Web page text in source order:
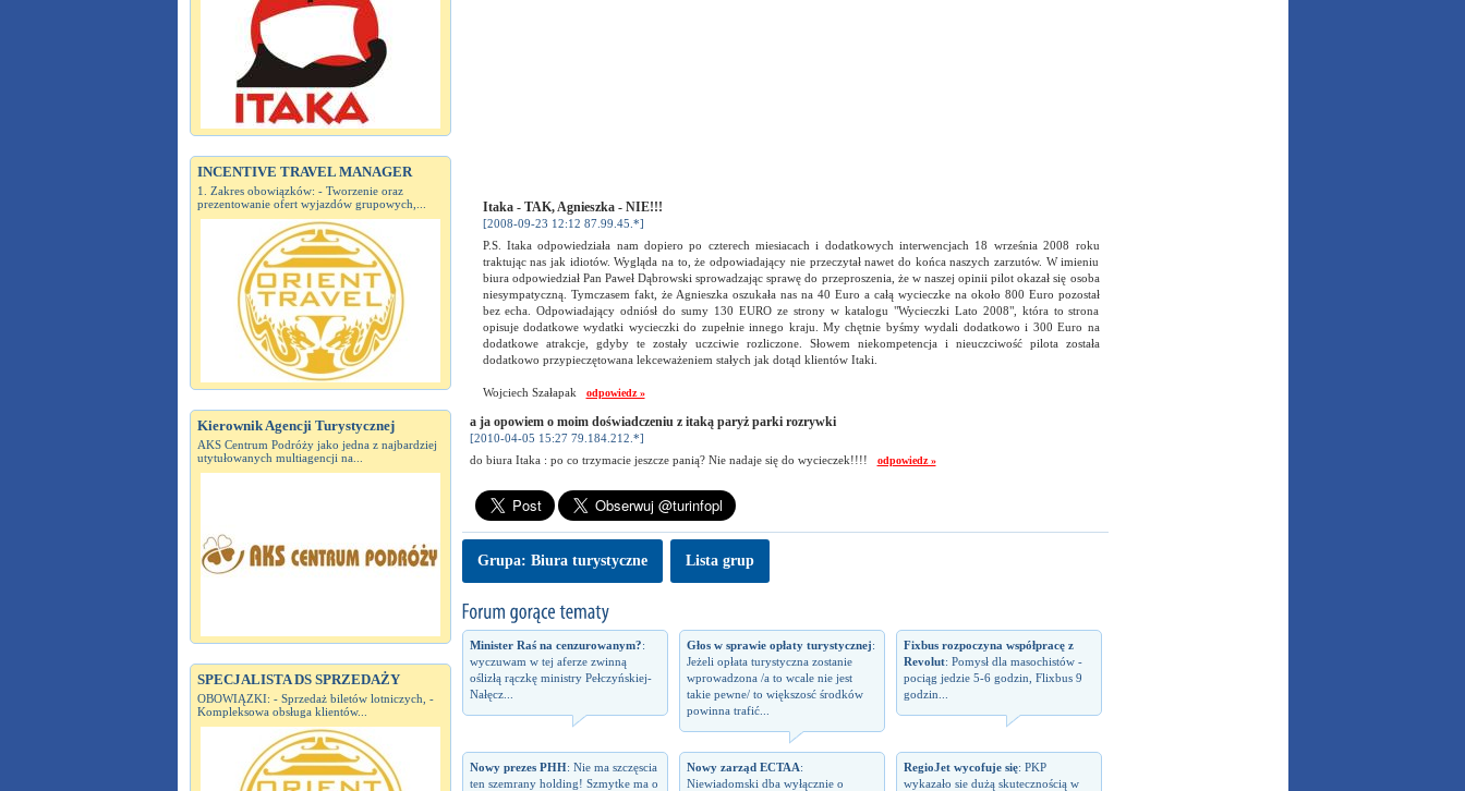
INCENTIVE TRAVEL MANAGER
1. Zakres obowiązków: - Tworzenie oraz
prezentowanie ofert wyjazdów grupowych,...
Kierownik Agencji Turystycznej
AKS Centrum Podróży jako jedna z najbardziej
utytułowanych multiagencji na...
SPECJALISTA DS SPRZEDAŻY
OBOWIĄZKI: - Sprzedaż biletów lotniczych, -
Kompleksowa obsługa klientów...
Itaka - TAK, Agnieszka - NIE!!!
[2008-09-23 12:12 87.99.45.*]
P.S. Itaka odpowiedziała nam dopiero po czterech miesiacach i dodatkowych interwencjach 18 września 2008 roku
traktując nas jak idiotów. Wygląda na to, że odpowiadający nie przeczytał nawet do końca naszych zarzutów. W imieniu
biura odpowiedział Pan Paweł Dąbrowski sprowadzając sprawę do przeproszenia, że w naszej opinii pilot okazał się osoba
niesympatyczną. Tymczasem fakt, że Agnieszka oszukała nas na 40 Euro a całą wycieczke na około 800 Euro pozostał
bez echa. Odpowiadający odniósł do sumy 130 EURO ze strony w katalogu "Wycieczki Lato 2008", która to strona
opisuje dodatkowe wydatki wycieczki do zupełnie innego kraju. My chętnie byśmy wydali dodatkowo i 300 Euro na
dodatkowe atrakcje, gdyby te zostały uczciwie rozliczone. Słowem niekompetencja i nieuczciwość pilota została
dodatkowo przypieczętowana lekceważeniem stałych jak dotąd klientów Itaki.
Wojciech Szałapak odpowiedz »
a ja opowiem o moim doświadczeniu z itaką paryż parki rozrywki
[2010-04-05 15:27 79.184.212.*]
do biura Itaka : po co trzymacie jeszcze panią? Nie nadaje się do wycieczek!!!! odpowiedz »
Grupa: Biura turystyczne Lista grup
Minister Raś na cenzurowanym?:
wyczuwam w tej aferze zwinną
oślizłą rączkę ministry Pełczyńskiej-
Nałęcz...
Głos w sprawie opłaty turystycznej:
Jeżeli opłata turystyczna zostanie
wprowadzona /a to wcale nie jest
takie pewne/ to większosć środków
powinna trafić...
Fixbus rozpoczyna współpracę z
Revolut: Pomysł dla masochistów -
pociąg jedzie 5-6 godzin, Flixbus 9
godzin...
Nowy prezes PHH: Nie ma szczęscia
ten szemrany holding! Szmytke ma o
Nowy zarząd ECTAA:
Niewiadomski dba wyłącznie o
RegioJet wycofuje się: PKP
wykazało sie dużą skutecznością w